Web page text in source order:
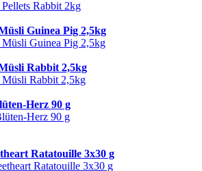
Guinea Pig 2,5kg
Rabbit 2,5kg
Herz 90 g
Ratatouille 3x30 g